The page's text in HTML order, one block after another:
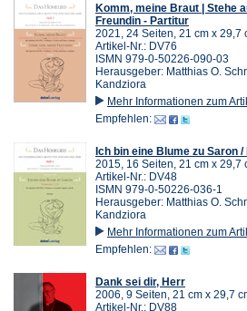
Komm, meine Braut | Stehe
Freundin - Partitur
2021, 24 Seiten, 21 cm x 29,7
Artikel-Nr.: DV76
ISMN 979-0-50226-090-03
Herausgeber: Matthias O.
Kandziora
Mehr Informationen zum
Empfehlen:
Ich bin eine Blume zu Saron
2015, 16 Seiten, 21 cm x 29,7
Artikel-Nr.: DV48
ISMN 979-0-50226-036-1
Herausgeber: Matthias O.
Kandziora
Mehr Informationen zum
Empfehlen:
Dank sei dir, Herr
2006, 9 Seiten, 21 cm x 29,7
Artikel-Nr.: DV88